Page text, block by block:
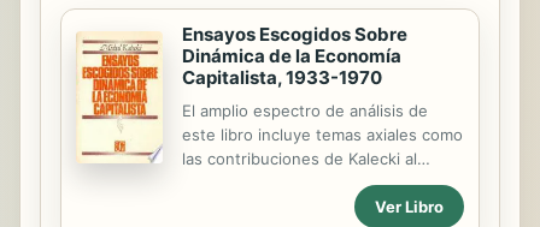
a su alcance este sector de la
literatura nacional de acceso tan
difícil y de tanto interés documental.
Con el objeto de facilitar su consulta,
cada revista va precedida por una
presentación y una ficha descriptiva,
y cada volumen va provisto de un...
Ensayos Escogidos Sobre
Dinámica de la Economía
Capitalista, 1933-1970
El amplio espectro de análisis de
este libro incluye temas axiales como
las contribuciones de Kalecki al
examen de la demanda efectiva,
decisiones sobre ganancias,Ver Libro